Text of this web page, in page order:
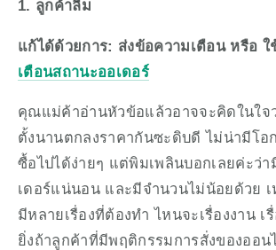
1. ลูกค้าลืม
แก้ได้ด้วยการ: ส่งข้อความเตือน หรือ ใ
เตือนสถานะออเดอร์
คุณแม่ค้าอ่านหัวข้อแล้วอาจจะคิดในใจ
ตั้งนานตกลงราคากันซะดิบดี ไม่น่ามีโอ
ซื้อไปได้ง่ายๆ แต่พิมเพลินบอกเลยค่ะว่
เดอร์แน่นอน และมีจำนวนไม่น้อยด้วย
มีหลายเรื่องที่ต้องทำ ไหนจะเรื่องงาน เ
ยิ่งถ้าลูกค้าที่มีพฤติกรรมการสั่งของออน